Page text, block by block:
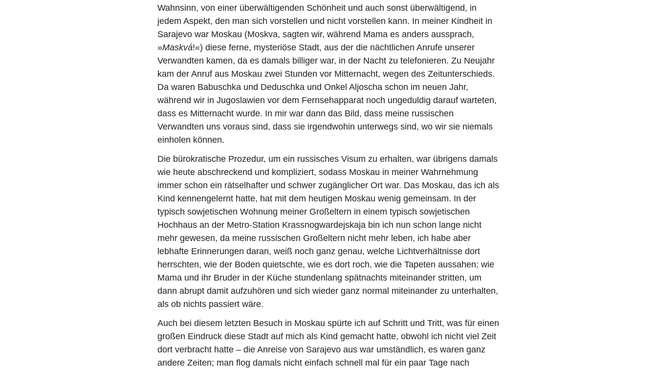
Wahnsinn, von einer überwältigenden Schönheit und auch sonst überwältigend, in
jedem Aspekt, den man sich vorstellen und nicht vorstellen kann. In meiner Kindheit in
Sarajevo war Moskau (Moskva, sagten wir, während Mama es anders aussprach,
»Maskvá!«) diese ferne, mysteriöse Stadt, aus der die nächtlichen Anrufe unserer
Verwandten kamen, da es damals billiger war, in der Nacht zu telefonieren. Zu Neujahr
kam der Anruf aus Moskau zwei Stunden vor Mitternacht, wegen des Zeitunterschieds.
Da waren Babuschka und Deduschka und Onkel Aljoscha schon im neuen Jahr,
während wir in Jugoslawien vor dem Fernsehapparat noch ungeduldig darauf warteten,
dass es Mitternacht wurde. In mir war dann das Bild, dass meine russischen
Verwandten uns voraus sind, dass sie irgendwohin unterwegs sind, wo wir sie niemals
einholen können.
Die bürokratische Prozedur, um ein russisches Visum zu erhalten, war übrigens damals
wie heute abschreckend und kompliziert, sodass Moskau in meiner Wahrnehmung
immer schon ein rätselhafter und schwer zugänglicher Ort war. Das Moskau, das ich als
Kind kennengelernt hatte, hat mit dem heutigen Moskau wenig gemeinsam. In der
typisch sowjetischen Wohnung meiner Großeltern in einem typisch sowjetischen
Hochhaus an der Metro-Station Krassnogwardejskaja bin ich nun schon lange nicht
mehr gewesen, da meine russischen Großeltern nicht mehr leben, ich habe aber
lebhafte Erinnerungen daran, weiß noch ganz genau, welche Lichtverhältnisse dort
herrschten, wie der Boden quietschte, wie es dort roch, wie die Tapeten aussahen; wie
Mama und ihr Bruder in der Küche stundenlang spätnachts miteinander stritten, um
dann abrupt damit aufzuhören und sich wieder ganz normal miteinander zu unterhalten,
als ob nichts passiert wäre.
Auch bei diesem letzten Besuch in Moskau spürte ich auf Schritt und Tritt, was für einen
großen Eindruck diese Stadt auf mich als Kind gemacht hatte, obwohl ich nicht viel Zeit
dort verbracht hatte – die Anreise von Sarajevo aus war umständlich, es waren ganz
andere Zeiten; man flog damals nicht einfach schnell mal für ein paar Tage nach